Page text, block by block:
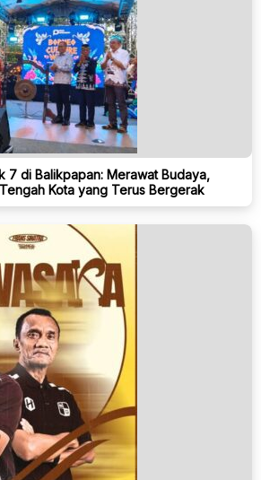
7 di Balikpapan: Merawat Budaya,
Kota yang Terus Bergerak